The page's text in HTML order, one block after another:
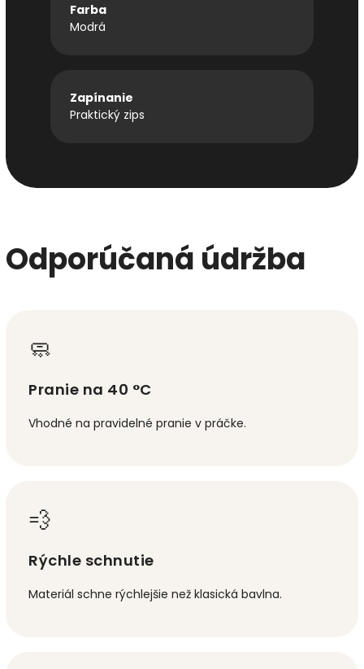
Farba
Modrá
Zapínanie
Praktický zips
Odporúčaná údržba
🧼
Pranie na 40 °C
Vhodné na pravidelné pranie v práčke.
💨
Rýchle schnutie
Materiál schne rýchlejšie než klasická bavlna.